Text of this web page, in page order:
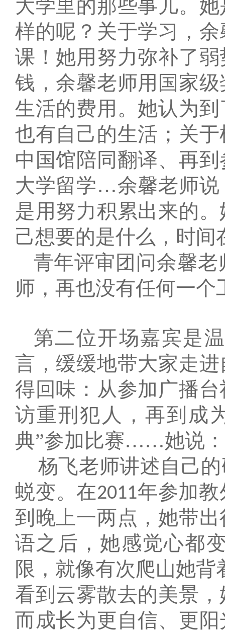
大学里的那些事儿。
样的呢？关于学习，
课！她用努力弥补了
钱，余馨老师用国家
生活的费用。她认为到
也有自己的生活；关
中国馆陪同翻译、再
大学留学…余馨老师说
是用努力积累出来的
己想要的是什么，时
青年评审团问余馨
师，再也没有任何一
第二位开场嘉宾是
言，缓缓地带大家走
得回味：从参加广播
访重刑犯人，再到成
典”参加比赛……她说：
杨飞老师讲述自己
蜕变。在2011年参加
到晚上一两点，她带
语之后，她感觉心都
限，就像有次爬山她背
看到云雾散去的美景
而成长为更自信、更